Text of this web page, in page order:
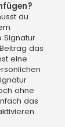
du
Signatur
das
eine
ohne
das